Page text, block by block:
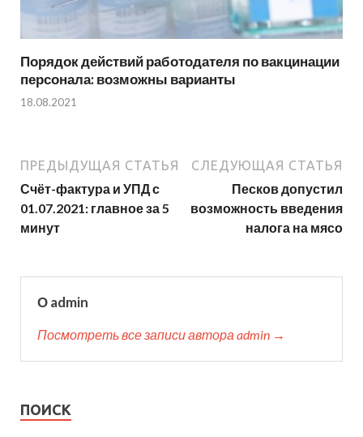
Порядок действий работодателя по вакцинации
персонала: возможны варианты
18.08.2021
ПРЕДЫДУЩАЯ СТАТЬЯ
Счёт-фактура и УПД с
01.07.2021: главное за 5
минут
СЛЕДУЮЩАЯ СТАТЬЯ
Песков допустил
возможность введения
налога на мясо
О admin
Посмотреть все записи автора admin →
ПОИСК